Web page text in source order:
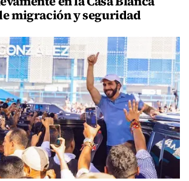
migración y seguridad